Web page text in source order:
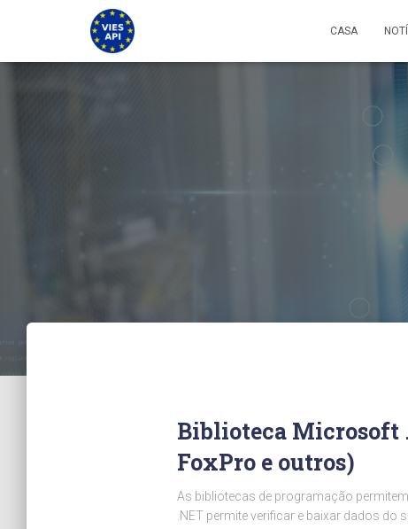
CASA
Biblioteca Microsoft
FoxPro e outros)
As bibliotecas de programação
.NET permite verificar e baixar dados do